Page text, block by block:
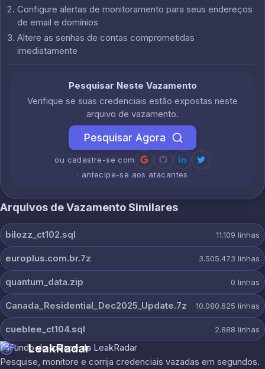
Configure alertas de monitoramento para seus endereços
de email e domínios
Altere as senhas de contas comprometidas
imediatamente
Pesquisar Neste Vazamento
Verifique se suas credenciais estão expostas neste
arquivo de vazamento.
Pesquisar Agora
ou cadastre-se com
· antecipe-se aos atacantes
Arquivos de Vazamento Similares
bilozz_ct102.sql 11.109 linhas
europlus.com.br.7z 3.505.473 linhas
quantum_data.zip 0 linhas
Canada_Residential_Dec2025_Update.7z 10.080.625 linhas
cueblee_ct104.sql 2.888 linhas
LeakRadar
Pesquise, monitore e corrija credenciais vazadas em segundos.